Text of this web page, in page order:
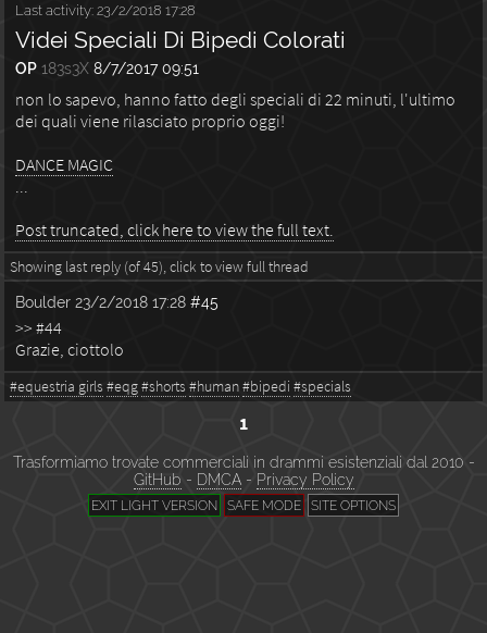
Last activity:23/2/2018 17:28
Videi Speciali Di Bipedi Colorati
OP 183s3X 8/7/2017 09:51
non lo sapevo, hanno fatto degli speciali di 22 minuti, l'ultimo
dei quali viene rilasciato proprio oggi!
DANCE MAGIC
Post truncated, click here to view the full text.
Showing last reply (of 45), click to view full thread
Boulder 23/2/2018 17:28 #45
>> #44
Grazie, ciottolo
#equestria girls #eqg#shorts #human#bipedi #specials
1
Trasformiamo trovate commerciali in drammi esistenziali dal 2010 -
GitHub - DMCA- Privacy Policy
EXIT LIGHT VERSION SAFE MODE SITE OPTIONS